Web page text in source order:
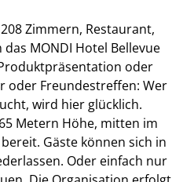
Zimmern, Restaurant,
MONDI Hotel Bellevue
oder
oder Freundestreffen: Wer
wird hier glücklich.
Metern Höhe, mitten im
Gäste können sich in
Oder einfach nur